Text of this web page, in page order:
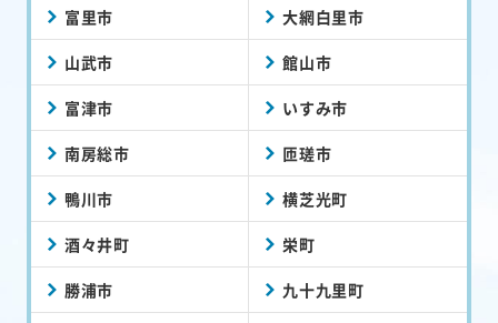
富里市 大網白里市
山武市 館山市
富津市 いすみ市
南房総市 匝瑳市
鴨川市 横芝光町
酒々井町 栄町
勝浦市 九十九里町